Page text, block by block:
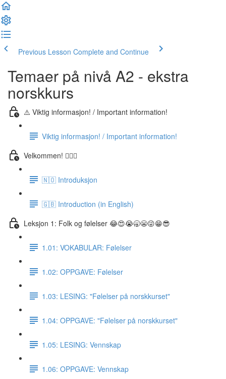
Previous Lesson Complete and Continue
Temaer på nivå A2 - ekstra
norskkurs
⚠️ Viktig informasjon! / Important information!
Viktig informasjon! / Important information!
Velkommen! 🙋🏼‍♂️
🇳🇴 Introduksjon
🇬🇧 Introduction (in English)
Leksjon 1: Folk og følelser 😂😍😭🥱😬😜😁😎
1.01: VOKABULAR: Følelser
1.02: OPPGAVE: Følelser
1.03: LESING: "Følelser på norskkurset"
1.04: OPPGAVE: "Følelser på norskkurset"
1.05: LESING: Vennskap
1.06: OPPGAVE: Vennskap